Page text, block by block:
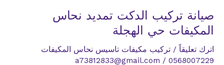
صيانة تركيب الدكت تمديد نحاس
المكيفات حي الهجلة
اترك تعليقاً / تركيب مكيفات تاسيس نحاس المكيفات
0568007229
/
a73812833@gmail.com